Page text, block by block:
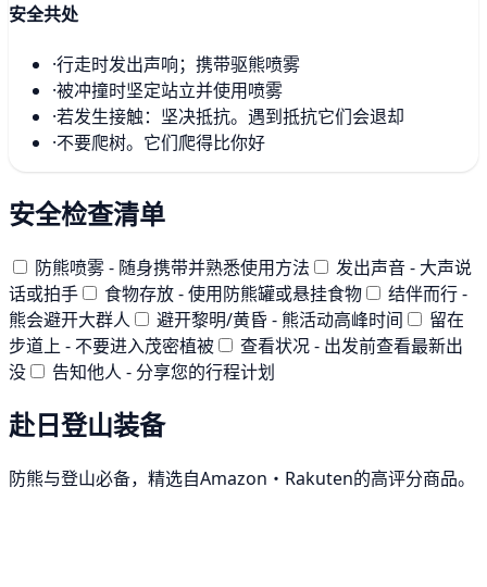
安全共处
·行走时发出声响；携带驱熊喷雾
·被冲撞时坚定站立并使用喷雾
·若发生接触：坚决抵抗。遇到抵抗它们会退却
·不要爬树。它们爬得比你好
安全检查清单
防熊喷雾 - 随身携带并熟悉使用方法
发出声音 - 大声说
话或拍手
食物存放 - 使用防熊罐或悬挂食物
结伴而行 -
熊会避开大群人
避开黎明/黄昏 - 熊活动高峰时间
留在
步道上 - 不要进入茂密植被
查看状况 - 出发前查看最新出
没
告知他人 - 分享您的行程计划
赴日登山装备
防熊与登山必备，精选自Amazon・Rakuten的高评分商品。